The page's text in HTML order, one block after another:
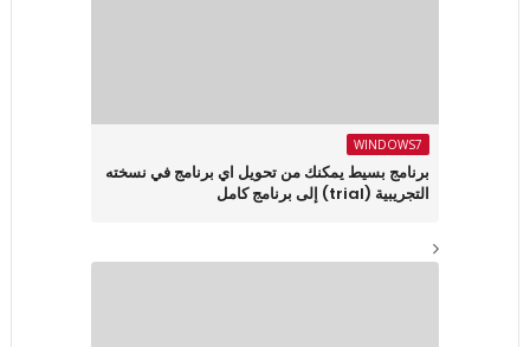
WINDOWS7
برنامج بسيط يمكنك من تحويل اي برنامج في نسخته
التجريبية (trial) إلى برنامج كامل